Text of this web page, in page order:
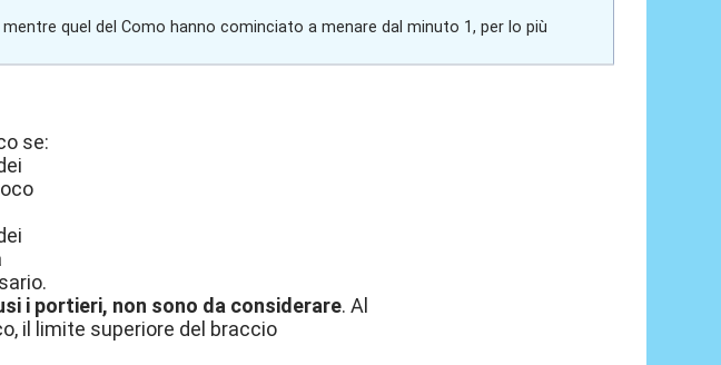
quel del Como hanno cominciato a menare dal minuto 1, per lo più
se:
i portieri, non sono da considerare. Al
il limite superiore del braccio